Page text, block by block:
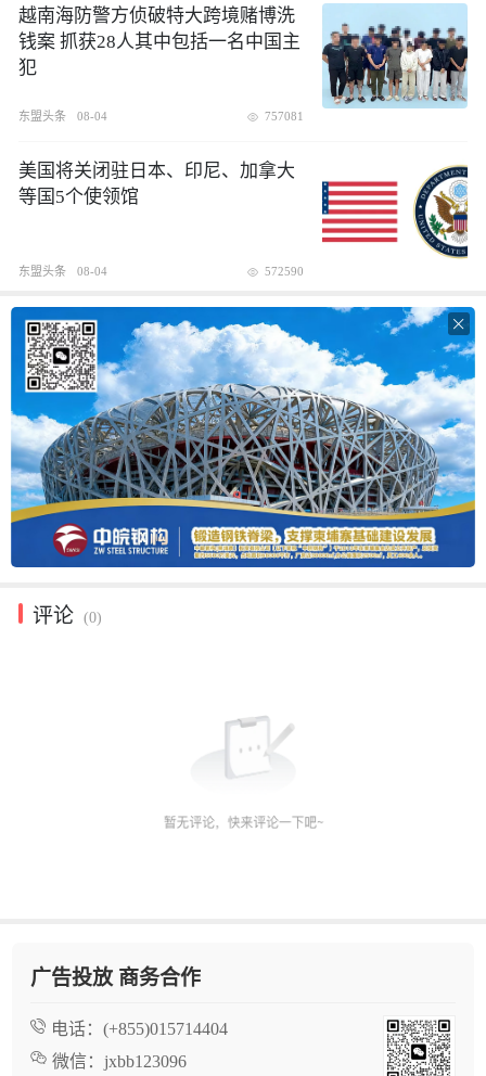
越南海防警方侦破特大跨境赌博洗
钱案 抓获28人其中包括一名中国主
犯
东盟头条 08-04 757081
美国将关闭驻日本、印尼、加拿大
等国5个使领馆
东盟头条 08-04 572590

评论 (0)
广告投放 商务合作
电话： (+855)015714404
微信： jxbb123096